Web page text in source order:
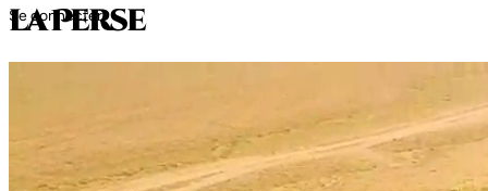
Se connecter
laPerse